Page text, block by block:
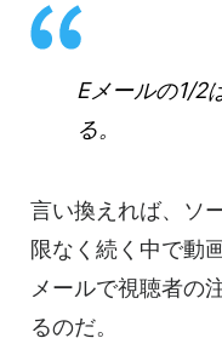
Eメールの1/2
る。
言い換えれば、ソ
限なく続く中で動
メールで視聴者の
るのだ。